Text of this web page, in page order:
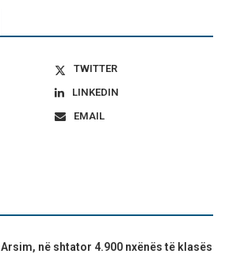
TWITTER
LINKEDIN
EMAIL
Arsim, në shtator 4.900 nxënës të klasës